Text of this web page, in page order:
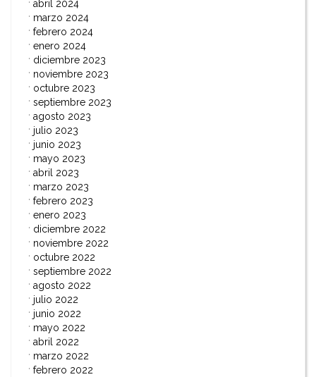
abril 2024
marzo 2024
febrero 2024
enero 2024
diciembre 2023
noviembre 2023
octubre 2023
septiembre 2023
agosto 2023
julio 2023
junio 2023
mayo 2023
abril 2023
marzo 2023
febrero 2023
enero 2023
diciembre 2022
noviembre 2022
octubre 2022
septiembre 2022
agosto 2022
julio 2022
junio 2022
mayo 2022
abril 2022
marzo 2022
febrero 2022